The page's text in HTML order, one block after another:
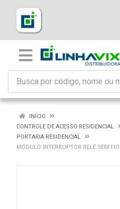
INÍCIO
CONTROLE DE ACESSO RESIDENCIAL
PORTARIA RESIDENCIAL
MÓDULO INTERRUPTOR RELÉ SEM